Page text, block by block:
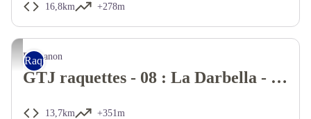
16,8km +278m
Raquettes
Prémanon
GTJ raquettes - 08 : La Darbella - Lajoux
13,7km +351m